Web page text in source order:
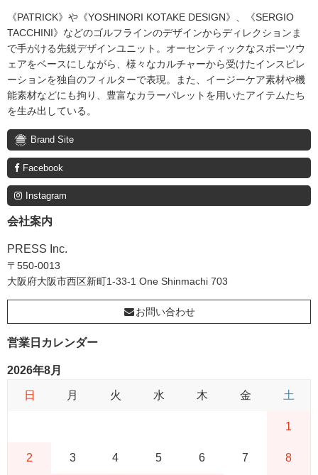
《PATRICK》や《YOSHINORI KOTAKE DESIGN》、《SERGIO
TACCHINI》などのゴルフラインのデザインからディレクションま
で手がける先鋭デザインユニット。オーセンティックなスポーツウ
ェアをベースにしながら、様々なカルチャーから受けたインスピレ
ーションを独自のフィルターで表現。また、イージーケア素材や機
能素材などにも拘り、豊富なカラーパレットを用いたアイテムたち
を生み出している。
Brand Site
Facebook
Instagram
会社案内
PRESS Inc.
〒550-0013
大阪府大阪市西区新町1-33-1 One Shinmachi 703
お問い合わせ
営業日カレンダー
2026年8月
日 月 火 水 木 金 土
1
2 3 4 5 6 7 8